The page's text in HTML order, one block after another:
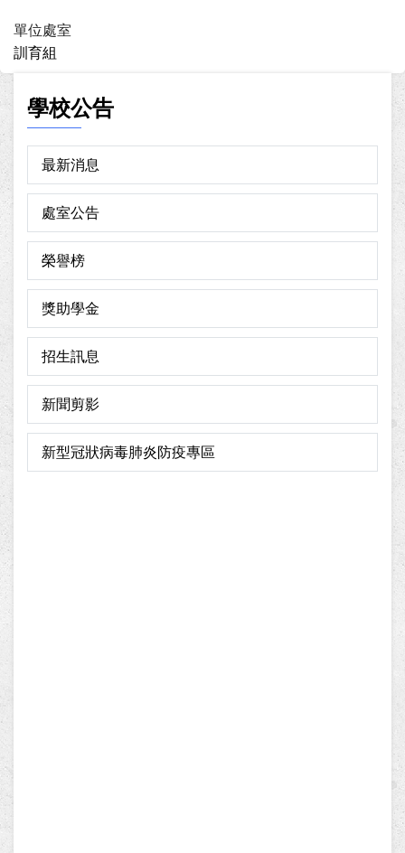
單位處室
訓育組
學校公告
最新消息
處室公告
榮譽榜
獎助學金
招生訊息
新聞剪影
新型冠狀病毒肺炎防疫專區